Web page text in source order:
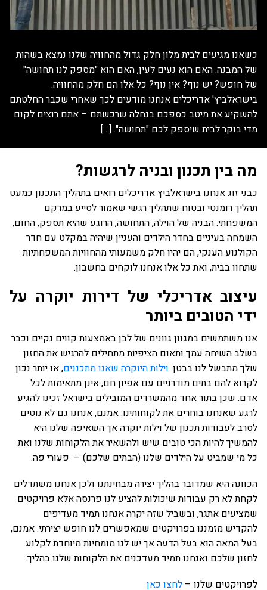
כשאנו מגיעים לבית מלון חלק גדול מהחוויה שלנו נמצא בשהות
של המבנה. האם הוא נעים לעין, האם הוא "מספק לנו תחושה"
של חופש? יש נוף? אין נוף? כל אלו הם חלק מהחוויה.
בישראלביץ' אדריכלים אנחנו מודעים לכך שאחרי שכבר החלטתם
להשקיע את מיטב כספכם בנחלה שרכשתם – אתם רוצים לקום
מדי בוקר לבית שיספק לכם "תחושה". […]
מה בין תכנון ובניה לרגשות?
כבני זוג אנחנו בישראלביץ אדריכלים רואים בתהליך התכנון כמעט
תהליך רומנטי ובטוח שתהליך רגשי שאמור לסייע במרקם
המשפחתי. הבניה של הוילה, התחושה, הרוגע שהיא תספק, החום,
השמחה בעיניים בחדר הילדים והעניין שיהיה במקלט עם חדר
הקולנוע הענקי, הם יהיו חלק משמעותי מהחוויות המשפחתיות
שתחוו בבית, ואת כל אלו אנחנו לוקחים בחשבון.
עיצוב אדריכלי של דירות יוקרה על
ידי הטובים ביותר
אנו משתמשים במגוון גוונים של לבן באמצעות קווים נקיים וכבר
בשלב השיחה עמך ותאום הציפיות מתחילים להרגיש את החזון
שלך מתבשל לנו בבטן. וילות היוקרה שאנו מתכננים, או יותר נכון
לקרוא להם בתים מודרניים עם אפיון חם, אינן מתאימות לכל
אדם. שכן בתור אחד מהמשרדים המובילים בישראל זכינו להגיע
לרגע שאנחנו בוחרים את לקוחותינו. אמנם, אנחנו גם לא נוטים
לסרב לעבודות תכנון של וילות יוקרה אך השאיפה שלנו היא
להמשיך להיות הכי טובים שיש ולהשאיר את הלקוחות שלנו ואת
כל מי שמביט על הילדים שלנו (הבתים שלכם) – פעורי פה.
הכוונה היא שמדובר בהליך יצירה מבחינתנו ולכן אנחנו משתדלים
לקחת לא רק עבודות שיכולות להציע לנו פרנסה אלא פרויקטים
שמציעים אתגר, ובשביל שזה יקרה אנחנו תמיד מעדיפים
להקדיש מזמננו בפרויקטים שמאפשרים לנו חופש יצירתי. אמנם,
בעל המאה הוא בעל הדעה אך יש לנו מומחיות מיוחדת לקלוע
לחזון שלכם ואנחנו תמיד מעדכנים את הלקוחות שלנו בהליך.
לפרויקטים שלנו – לחצו כאן